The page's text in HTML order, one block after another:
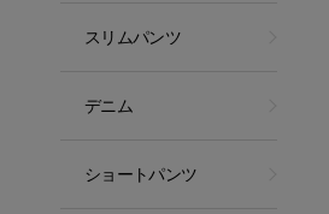
スリムパンツ
デニム
ショートパンツ